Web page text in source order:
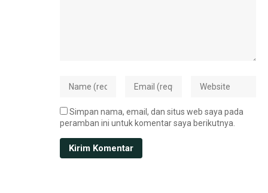
Simpan nama, email, dan situs web saya pada
peramban ini untuk komentar saya berikutnya.